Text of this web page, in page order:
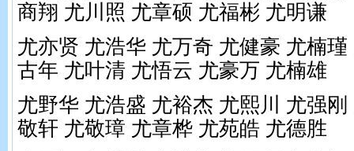
商翔 尤川照 尤章硕 尤福彬 尤明谦
尤亦贤 尤浩华 尤万奇 尤健豪 尤楠
古年 尤叶清 尤悟云 尤豪万 尤楠雄
尤野华 尤浩盛 尤裕杰 尤熙川 尤强
敬轩 尤敬璋 尤章桦 尤苑皓 尤德胜